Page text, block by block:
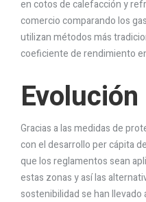
en cotos de calefacción y
comercio comparando los
utilizan métodos más
coeficiente de rendimiento
Evolución
Gracias a las medidas de
con el desarrollo per cápita
que los reglamentos sean
estas zonas y así las
sostenibilidad se han llevado